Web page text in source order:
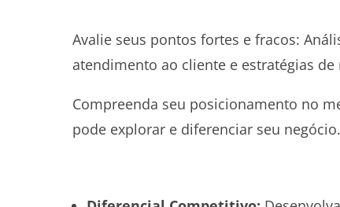
Avalie seus pontos fortes e fracos:
atendimento ao cliente e estratégias de
Compreenda seu posicionamento no
pode explorar e diferenciar seu negócio.